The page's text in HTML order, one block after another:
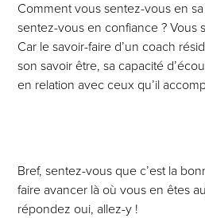
Comment vous sentez-vous en
sentez-vous en confiance ? Vous
Car le savoir-faire d’un coach
son savoir être, sa capacité
en relation avec ceux qu’il
Bref, sentez-vous que c’est la
faire avancer là où vous en êtes
répondez oui, allez-y !